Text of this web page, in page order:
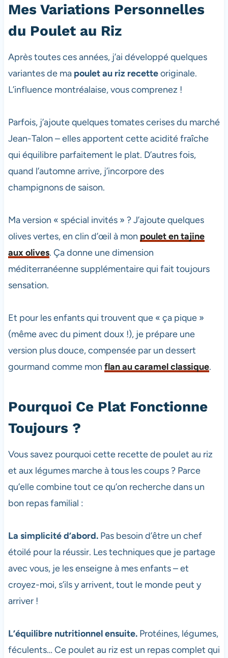
Mes Variations Personnelles
du Poulet au Riz
Après toutes ces années, j’ai développé quelques
variantes de ma poulet au riz recetteoriginale.
L’influence montréalaise, vous comprenez !
Parfois, j’ajoute quelques tomates cerises du marché
Jean-Talon – elles apportent cette acidité fraîche
qui équilibre parfaitement le plat. D’autres fois,
quand l’automne arrive, j’incorpore des
champignons de saison.
Ma version « spécial invités » ? J’ajoute quelques
olives vertes, en clin d’œil à mon poulet en tajine
aux olives. Ça donne une dimension
méditerranéenne supplémentaire qui fait toujours
sensation.
Et pour les enfants qui trouvent que « ça pique »
(même avec du piment doux !), je prépare une
version plus douce, compensée par un dessert
gourmand comme mon flan au caramel classique.
Pourquoi Ce Plat Fonctionne
Toujours ?
Vous savez pourquoi cette recette de poulet au riz
et aux légumes marche à tous les coups ? Parce
qu’elle combine tout ce qu’on recherche dans un
bon repas familial :
La simplicité d’abord.Pas besoin d’être un chef
étoilé pour la réussir. Les techniques que je partage
avec vous, je les enseigne à mes enfants – et
croyez-moi, s’ils y arrivent, tout le monde peut y
arriver !
L’équilibre nutritionnel ensuite.Protéines, légumes,
féculents… Ce poulet au riz est un repas complet qui